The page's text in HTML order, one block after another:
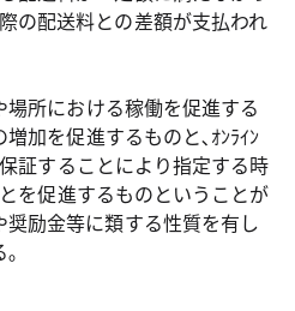
の配送料との差額が支払われ
場所における稼働を促進する
加を促進するものと､ｵﾝﾗｲﾝ
証することにより指定する時
を促進するものということが
励金等に類する性質を有し
｡